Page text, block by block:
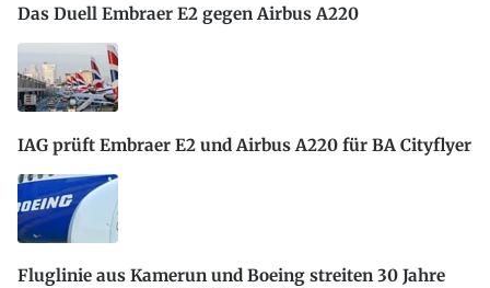
Das Duell Embraer E2 gegen Airbus A220
IAG prüft Embraer E2 und Airbus A220 für BA Cityflyer
Fluglinie aus Kamerun und Boeing streiten 30 Jahre